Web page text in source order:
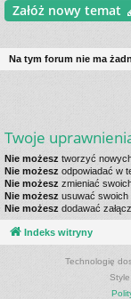
Załóż nowy temat
Na tym forum nie ma
Twoje
Nie możesz tworzyć
Nie możesz odpowiadać w
Nie możesz zmieniać
Nie możesz usuwać swoich
Nie możesz dodawać
Indeks witryny
Technologię